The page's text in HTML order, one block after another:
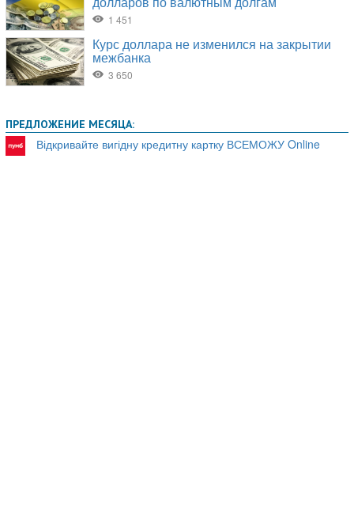
ПРЕДЛОЖЕНИЕ МЕСЯЦА:
Відкривайте вигідну кредитну картку ВСЕМОЖУ Online